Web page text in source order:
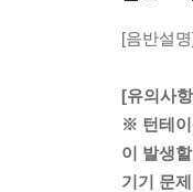
[음반설
[유의사
※ 턴테이
이 발생
기기 문